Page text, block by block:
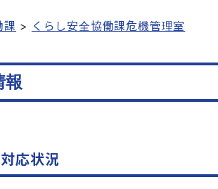
課 くらし安全協働課危機管理室
報
応状況